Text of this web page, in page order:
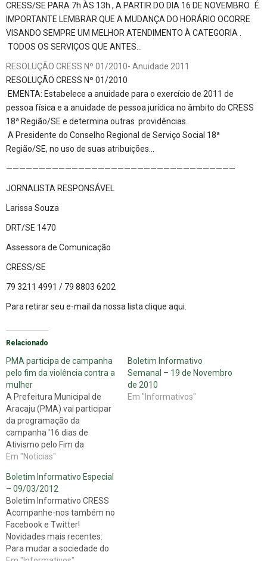
CRESS/SE PARA 7h ÀS 13h , A PARTIR DO DIA 16 DE NOVEMBRO. É
IMPORTANTE LEMBRAR QUE A MUDANÇA DO HORÁRIO OCORRE
VISANDO SEMPRE UM MELHOR ATENDIMENTO À CATEGORIA .
TODOS OS SERVIÇOS QUE ANTES…
RESOLUÇÃO CRESS Nº 01/2010- Anuidade 2011
RESOLUÇÃO CRESS Nº 01/2010
EMENTA: Estabelece a anuidade para o exercício de 2011 de
pessoa física e a anuidade de pessoa jurídica no âmbito do CRESS
18ª Região/SE e determina outras providências.
A Presidente do Conselho Regional de Serviço Social 18ª
Região/SE, no uso de suas atribuições…
———————————————————————————————————
JORNALISTA RESPONSÁVEL
Larissa Souza
DRT/SE 1470
Assessora de Comunicação
CRESS/SE
79 3211 4991 / 79 8803 6202
Para retirar seu e-mail da nossa lista clique aqui
Relacionado
PMA participa de campanha
pelo fim da violência contra a
mulher
A Prefeitura Municipal de
Aracaju (PMA) vai participar
da programação da
campanha '16 dias de
Ativismo pelo Fim da
Violência contra as
realizada em todo o Brasil e
em mais 134 países a partir
da segunda quinzena deste
mês. Este ano, o tema é
'Exija seus direitos.…
Em "Notícias"
Boletim Informativo
Semanal – 19 de Novembro
de 2010
Em "Informativos"
Boletim Informativo Especial
– 09/03/2012
Boletim Informativo CRESS
Acompanhe-nos também no
Facebook e Twitter!
Novidades mais recentes:
Para mudar a sociedade do